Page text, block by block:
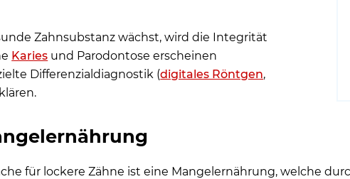
Zahnsubstanz wächst, wird die Integrität
Karies und Parodontose erscheinen
Differenzialdiagnostik (digitales Röntgen,
für lockere Zähne ist eine Mangelernährung, welche